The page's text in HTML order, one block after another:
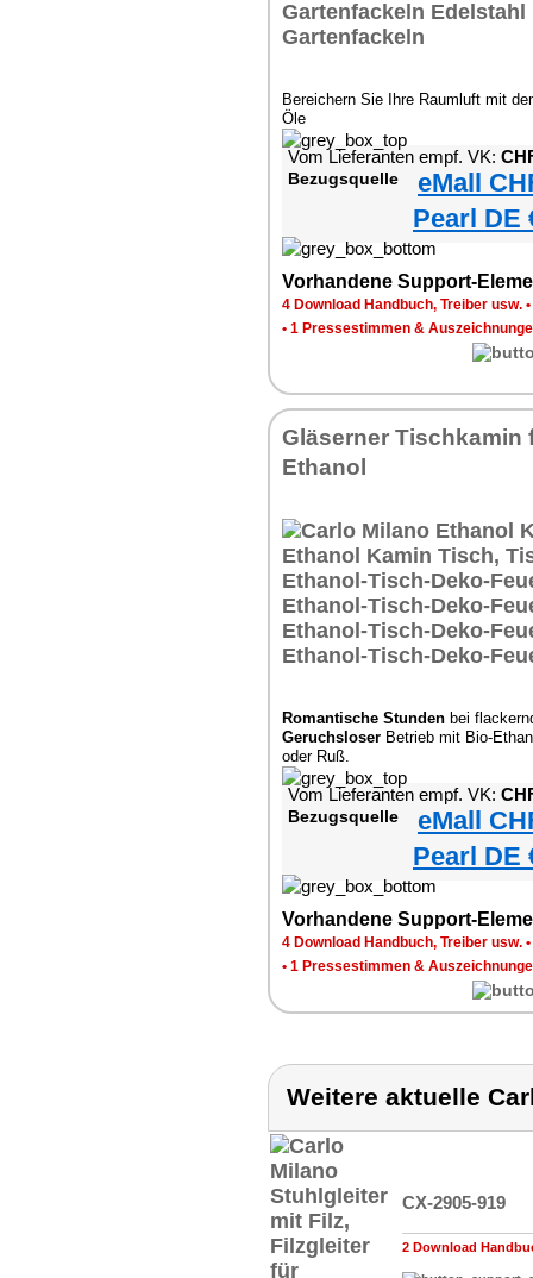
Bereichern Sie Ihre Raumluft mit
Öle
Vom Lieferanten empf. VK:
Bezugsquelle
eMall
Pearl DE
Vorhandene Support-
4 Download Handbuch, Treiber usw. •
• 1 Pressestimmen &
Gläserner Tischkamin
Ethanol
Romantische Stunden bei
Geruchsloser Betrieb mit Bio-
oder Ruß.
Vom Lieferanten empf. VK:
Bezugsquelle
eMall
Pearl DE
Vorhandene Support-
4 Download Handbuch, Treiber usw. •
• 1 Pressestimmen &
Weitere aktuelle
CX-2905-919
2 Download